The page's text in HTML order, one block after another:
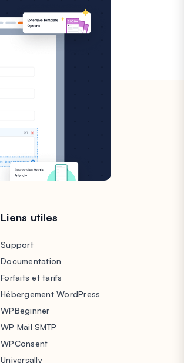
Liens utiles
Support
Documentation
Forfaits et tarifs
Hébergement WordPress
WPBeginner
WP Mail SMTP
WPConsent
Universally